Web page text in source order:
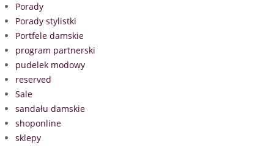
Porady
Porady stylistki
Portfele damskie
program partnerski
pudelek modowy
reserved
Sale
sandału damskie
shoponline
sklepy